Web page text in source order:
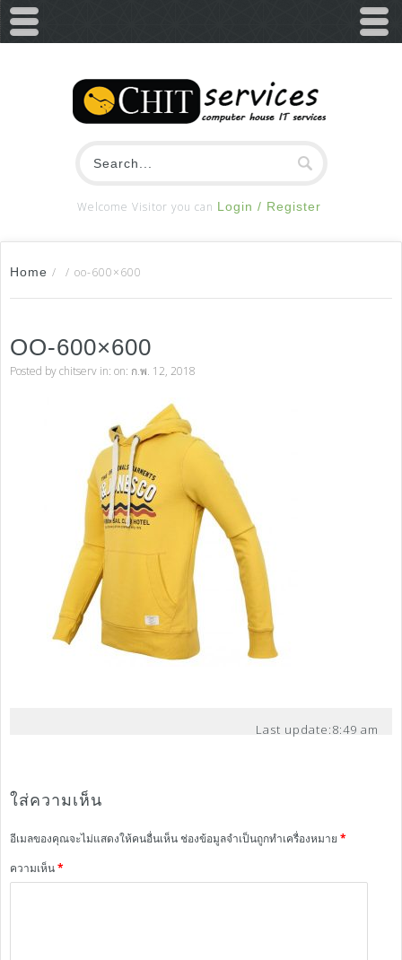
Welcome Visitor you can Login / Register
Home / / oo-600×600
OO-600×600
Posted bychitserv in: on: ก.พ. 12, 2018
Last update:8:49 am
ใส่ความเห็น
อีเมลของคุณจะไม่แสดงให้คนอื่นเห็นช่องข้อมูลจำเป็นถูกทำเครื่องหมาย *
ความเห็น*